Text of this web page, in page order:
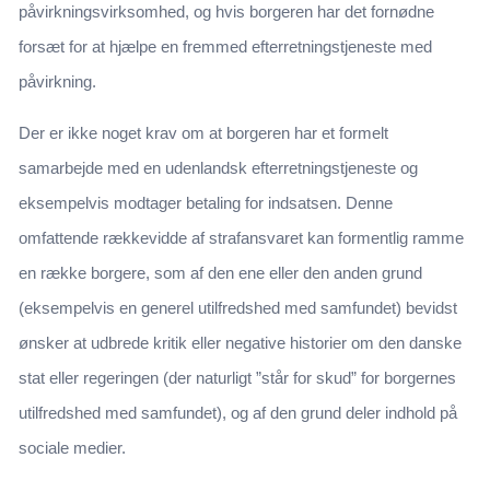
påvirkningsvirksomhed, og hvis borgeren har det fornødne
forsæt for at hjælpe en fremmed efterretningstjeneste med
påvirkning.
Der er ikke noget krav om at borgeren har et formelt
samarbejde med en udenlandsk efterretningstjeneste og
eksempelvis modtager betaling for indsatsen. Denne
omfattende rækkevidde af strafansvaret kan formentlig ramme
en række borgere, som af den ene eller den anden grund
(eksempelvis en generel utilfredshed med samfundet) bevidst
ønsker at udbrede kritik eller negative historier om den danske
stat eller regeringen (der naturligt ”står for skud” for borgernes
utilfredshed med samfundet), og af den grund deler indhold på
sociale medier.